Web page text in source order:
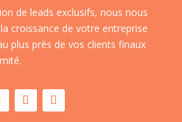
de leads exclusifs, nous nous
croissance de votre entreprise
plus près de vos clients finaux